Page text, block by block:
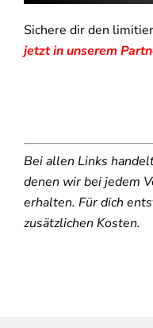
Sichere dir den
jetzt in unserem
Bei allen Links
denen wir bei jedem
erhalten. Für dich
zusätzlichen Kosten.